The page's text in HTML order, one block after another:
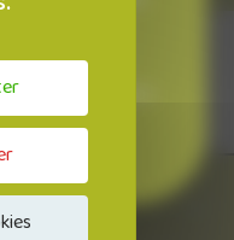
propre parce
est